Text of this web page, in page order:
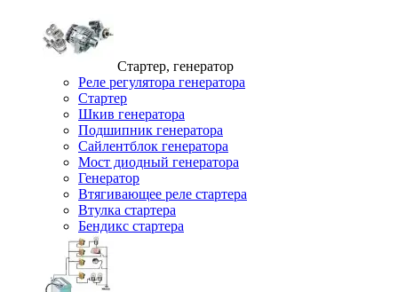
Стартер, генератор
Реле регулятора генератора
Стартер
Шкив генератора
Подшипник генератора
Сайлентблок генератора
Мост диодный генератора
Генератор
Втягивающее реле стартера
Втулка стартера
Бендикс стартера